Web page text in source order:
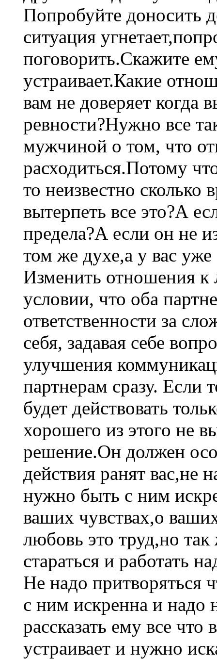
Попробуйте доносить
ситуация
поговорить.Скажите
устраивает.Какие
вам не доверяет когда
ревности?Нужно все
мужчиной о том, что
расходиться.Потому
то неизвестно
вытерпеть все это?А
предела?А если он не
том же духе,а у вас уже
Изменить отношения
условии, что оба
ответственности за
себя, задавая себе
улучшения
партнерам сразу. Если
будет действовать
хорошего из этого не
решение.Он должен
действия ранят вас,не
нужно быть с ним
ваших чувствах,о
любовь это труд,но
стараться и работать
Не надо притворяться
с ним искренна и надо
рассказать ему все
устраивает и нужно